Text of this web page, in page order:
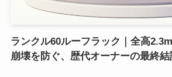
ランクル60ルーフラック｜全高
崩壊を防ぐ、歴代オーナーの最終結